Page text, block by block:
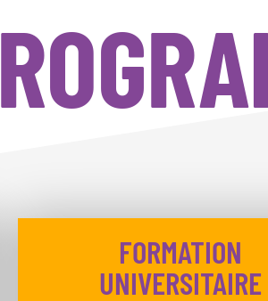
FORMATION
UNIVERSITAIRE